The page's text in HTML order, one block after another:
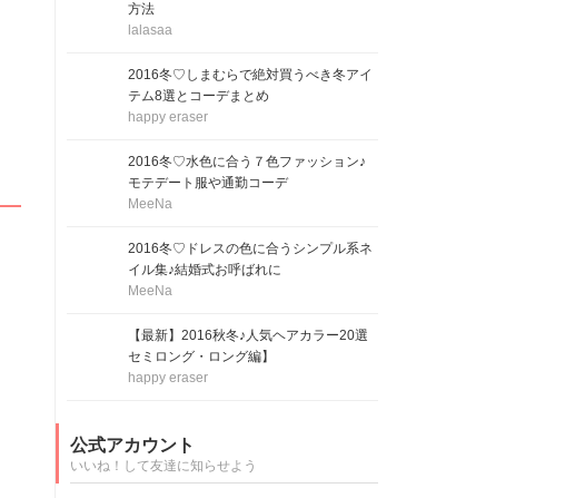
方法
lalasaa
2016冬♡しまむらで絶対買うべき冬アイ
テム8選とコーデまとめ
happy eraser
2016冬♡水色に合う７色ファッション♪
モテデート服や通勤コーデ
MeeNa
2016冬♡ドレスの色に合うシンプル系ネ
イル集♪結婚式お呼ばれに
MeeNa
【最新】2016秋冬♪人気ヘアカラー20選
セミロング・ロング編】
happy eraser
公式アカウント
いいね！して友達に知らせよう